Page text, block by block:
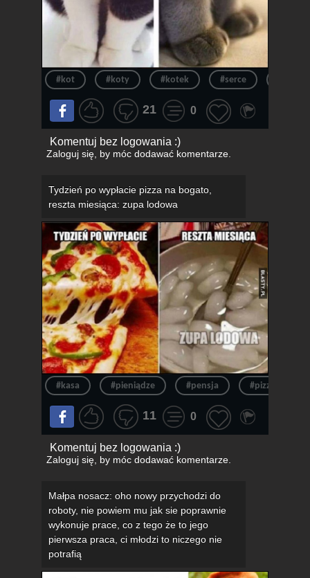
#kot #koty #kotek #serce
21 0
Komentuj bez logowania :)
Zaloguj się, by móc dodawać komentarze.
Tydzień po wypłacie pizza na bogato,
reszta miesiąca: zupa lodowa
#kasa #pieniądze #pensja #pizza
11 0
Komentuj bez logowania :)
Zaloguj się, by móc dodawać komentarze.
Małpa nosacz: oho nowy przychodzi do
roboty, nie powiem mu jak sie poprawnie
wykonuje prace, co z tego że to jego
pierwsza praca, ci młodzi to niczego nie
potrafią